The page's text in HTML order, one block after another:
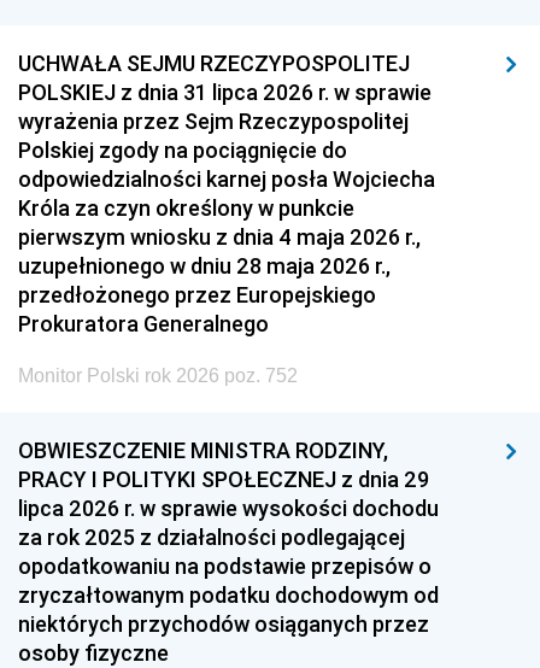
UCHWAŁA SEJMU RZECZYPOSPOLITEJ
POLSKIEJ z dnia 31 lipca 2026 r. w sprawie
wyrażenia przez Sejm Rzeczypospolitej
Polskiej zgody na pociągnięcie do
odpowiedzialności karnej posła Wojciecha
Króla za czyn określony w punkcie
pierwszym wniosku z dnia 4 maja 2026 r.,
uzupełnionego w dniu 28 maja 2026 r.,
przedłożonego przez Europejskiego
Prokuratora Generalnego
Monitor Polski rok 2026 poz. 752
OBWIESZCZENIE MINISTRA RODZINY,
PRACY I POLITYKI SPOŁECZNEJ z dnia 29
lipca 2026 r. w sprawie wysokości dochodu
za rok 2025 z działalności podlegającej
opodatkowaniu na podstawie przepisów o
zryczałtowanym podatku dochodowym od
niektórych przychodów osiąganych przez
osoby fizyczne